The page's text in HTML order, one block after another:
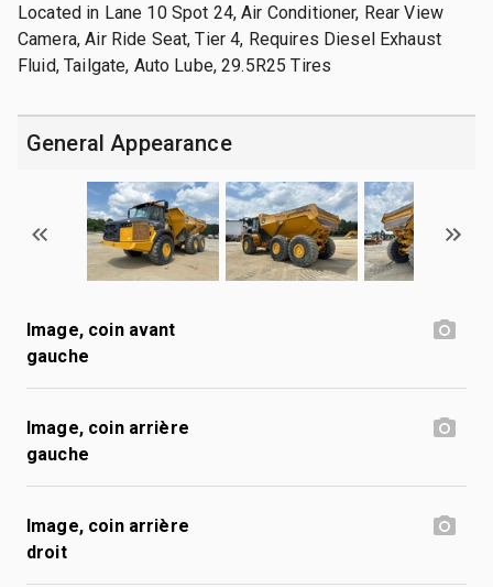
Located in Lane 10 Spot 24, Air Conditioner, Rear View
Camera, Air Ride Seat, Tier 4, Requires Diesel Exhaust
Fluid, Tailgate, Auto Lube, 29.5R25 Tires
General Appearance
Image, coin avant
gauche
Image, coin arrière
gauche
Image, coin arrière
droit